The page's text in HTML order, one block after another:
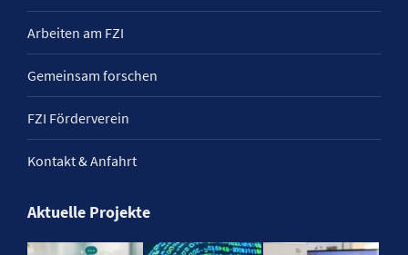
Arbeiten am FZI
Gemeinsam forschen
FZI Förderverein
Kontakt & Anfahrt
Aktuelle Projekte